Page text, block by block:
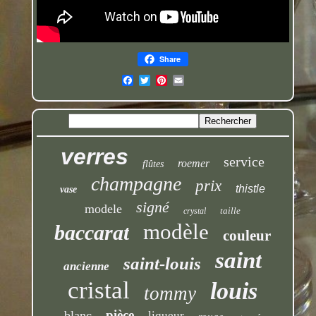
Share
verres flûtes roemer service
vase champagne prix thistle
modele signé crystal taille
baccarat modèle couleur
ancienne saint-louis saint
cristal tommy louis